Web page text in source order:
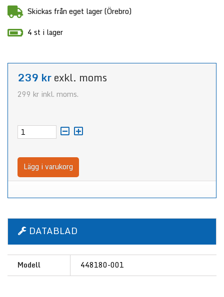
Skickas från eget lager (Örebro)
4 st i lager
239 krexkl. moms
299 kr inkl. moms.
Lägg i varukorg
DATABLAD
Modell 448180-001